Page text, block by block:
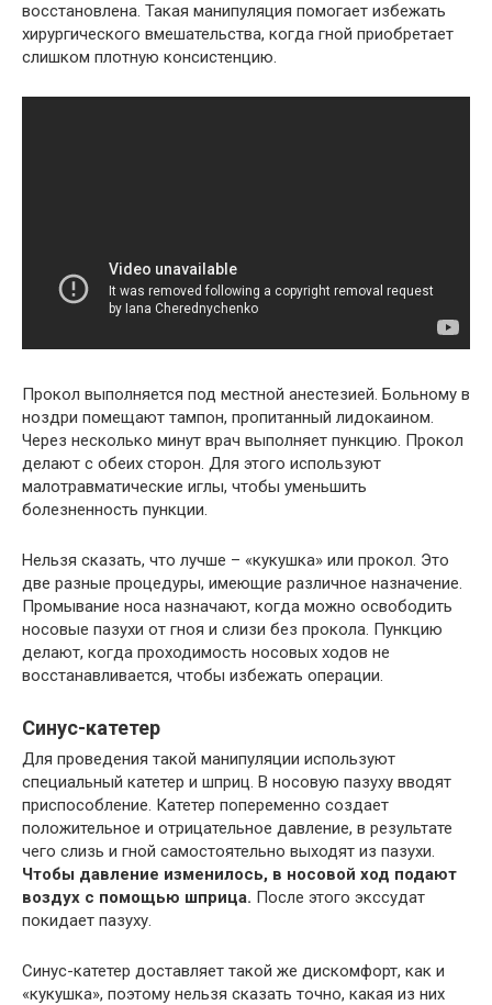
восстановлена. Такая манипуляция помогает избежать
хирургического вмешательства, когда гной приобретает
слишком плотную консистенцию.
Прокол выполняется под местной анестезией. Больному в
ноздри помещают тампон, пропитанный лидокаином.
Через несколько минут врач выполняет пункцию. Прокол
делают с обеих сторон. Для этого используют
малотравматические иглы, чтобы уменьшить
болезненность пункции.
Нельзя сказать, что лучше – «кукушка» или прокол. Это
две разные процедуры, имеющие различное назначение.
Промывание носа назначают, когда можно освободить
носовые пазухи от гноя и слизи без прокола. Пункцию
делают, когда проходимость носовых ходов не
восстанавливается, чтобы избежать операции.
Синус-катетер
Для проведения такой манипуляции используют
специальный катетер и шприц. В носовую пазуху вводят
приспособление. Катетер попеременно создает
положительное и отрицательное давление, в результате
чего слизь и гной самостоятельно выходят из пазухи.
Чтобы давление изменилось, в носовой ход подают
воздух с помощью шприца. После этого экссудат
покидает пазуху.
Синус-катетер доставляет такой же дискомфорт, как и
«кукушка», поэтому нельзя сказать точно, какая из них